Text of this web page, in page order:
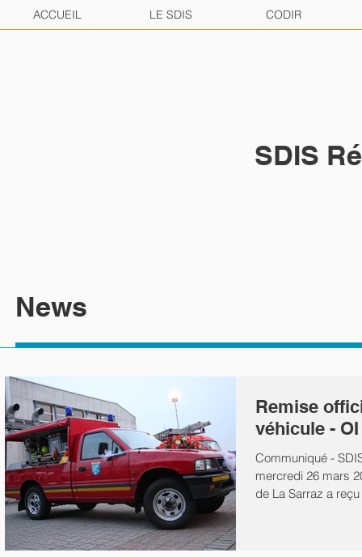
ACCUEIL LE SDIS CODIR
SDIS
News
Remise
véhicule -
Communiqué -
mercredi 26 mars
de La Sarraz a